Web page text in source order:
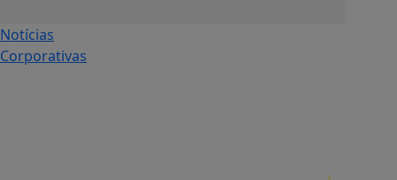
Notícias
Corporativas